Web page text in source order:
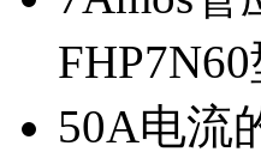
FHP7N60
50A电流